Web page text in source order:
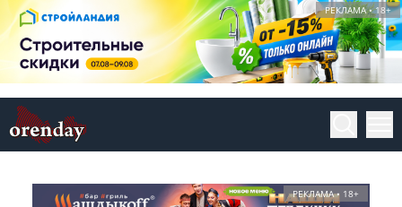
РЕКЛАМА • 18+
РЕКЛАМА • 18+